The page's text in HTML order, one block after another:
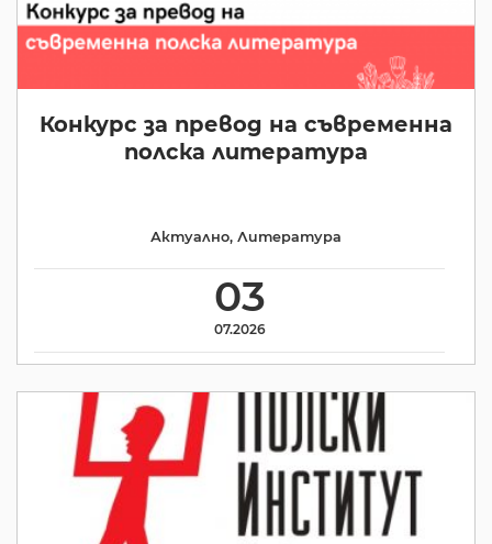
Конкурс за превод на съвременна
полска литература
03
07.2026
Актуално, Литература